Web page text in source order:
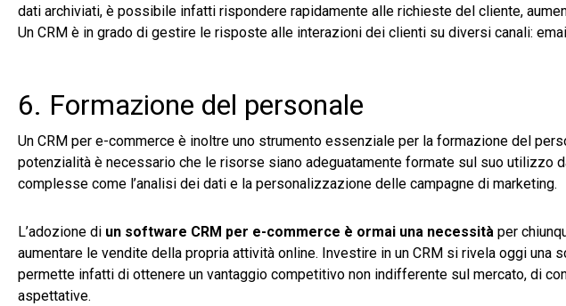
dati archiviati, è possibile infatti rispondere rapidamente alle richieste del cliente,
Un CRM è in grado di gestire le risposte alle interazioni dei clienti su diversi canali:
6. Formazione del personale
Un CRM per e-commerce è inoltre uno strumento essenziale per la formazione del
potenzialità è necessario che le risorse siano adeguatamente formate sul suo utilizzo
complesse come l’analisi dei dati e la personalizzazione delle campagne di marketing.
L’adozione di un software CRM per e-commerce è ormai una necessità per
aumentare le vendite della propria attività online. Investire in un CRM si rivela oggi una
permette infatti di ottenere un vantaggio competitivo non indifferente sul mercato, di
aspettative.